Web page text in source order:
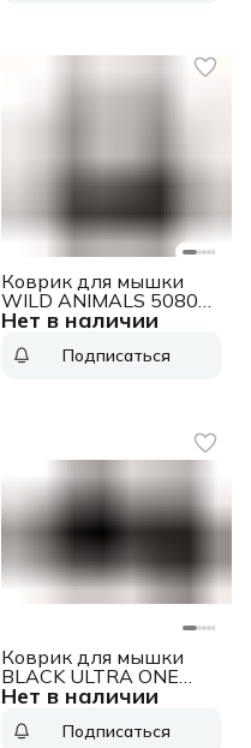
лавандовый, [956-
Нет в наличии
Коврик для мышки
WILD ANIMALS 50803
DEFENDER
Подписаться
Нет в наличии
Коврик для мышки
BLACK ULTRA ONE
50004 DEFENDER
Подписаться